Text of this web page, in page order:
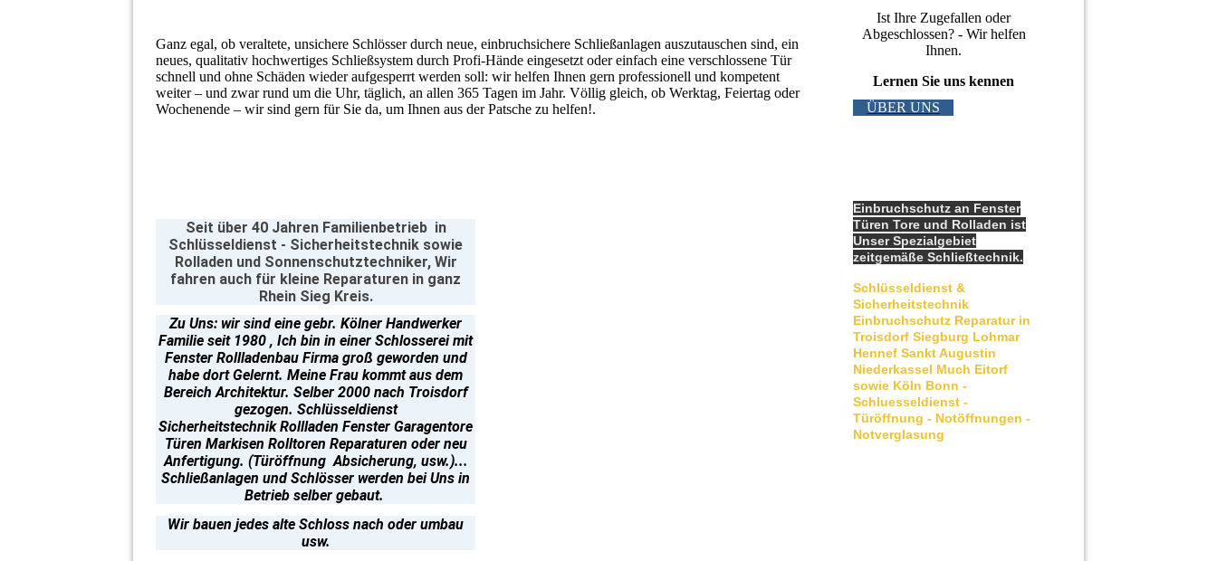
Ganz egal, ob veraltete, unsichere Schlösser durch neue, einbruchsichere Schließanlagen auszutauschen sind, ein
neues, qualitativ hochwertiges Schließsystem durch Profi-Hände eingesetzt oder einfach eine verschlossene Tür
schnell und ohne Schäden wieder aufgesperrt werden soll: wir helfen Ihnen gern professionell und kompetent
weiter – und zwar rund um die Uhr, täglich, an allen 365 Tagen im Jahr. Völlig gleich, ob Werktag, Feiertag oder
Wochenende – wir sind gern für Sie da, um Ihnen aus der Patsche zu helfen!.
Seit über 40 Jahren Familienbetrieb in
Schlüsseldienst - Sicherheitstechnik sowie
Rolladen und Sonnenschutztechniker, Wir
fahren auch für kleine Reparaturen in ganz
Rhein Sieg Kreis.
Zu Uns: wir sind eine gebr. Kölner Handwerker
Familie seit 1980 , Ich bin in einer Schlosserei mit
Fenster Rollladenbau Firma groß geworden und
habe dort Gelernt. Meine Frau kommt aus dem
Bereich Architektur. Selber 2000 nach Troisdorf
gezogen. Schlüsseldienst
SicherheitstechnikRollladen Fenster Garagentore
Türen Markisen Rolltoren Reparaturen oder neu
Anfertigung. (Türöffnung Absicherung, usw.)...
Schließanlagen und Schlösser werden bei Uns in
Betrieb selber gebaut.
Wir bauen jedes alte Schloss nach oder umbau
usw.
Ist Ihre Zugefallen oder
Abgeschlossen? - Wir helfen
Ihnen.
Lernen Sie uns kennen
ÜBER UNS
Einbruchschutz an Fenster
Türen Tore und Rolladen ist
Unser Spezialgebiet
zeitgemäße Schließtechnik.
Schlüsseldienst &
Sicherheitstechnik
Einbruchschutz Reparatur in
Troisdorf Siegburg Lohmar
Hennef Sankt Augustin
Niederkassel Much Eitorf
sowie Köln Bonn -
Schluesseldienst -
Türöffnung - Notöffnungen -
Notverglasung